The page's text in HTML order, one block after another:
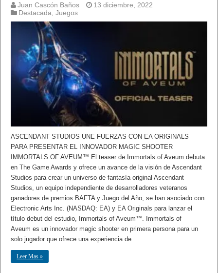
Juan Cascón Baños
13 diciembre, 2022
Destacada ,Juegos
ASCENDANT STUDIOS UNE FUERZAS CON EA ORIGINALS
PARA PRESENTAR EL INNOVADOR MAGIC SHOOTER
IMMORTALS OF AVEUM™ El teaser de Immortals of Aveum debuta
en The Game Awards y ofrece un avance de la visión de Ascendant
Studios para crear un universo de fantasía original Ascendant
Studios, un equipo independiente de desarrolladores veteranos
ganadores de premios BAFTA y Juego del Año, se han asociado con
Electronic Arts Inc. (NASDAQ: EA) y EA Originals para lanzar el
título debut del estudio, Immortals of Aveum™. Immortals of
Aveum es un innovador magic shooter en primera persona para un
solo jugador que ofrece una experiencia de …
Leer Mas »